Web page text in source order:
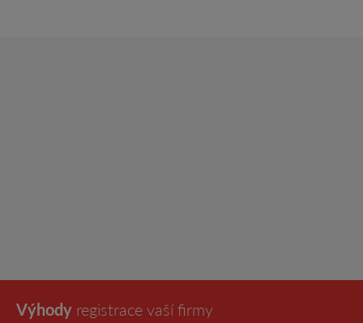
Výhody registrace vaší firmy